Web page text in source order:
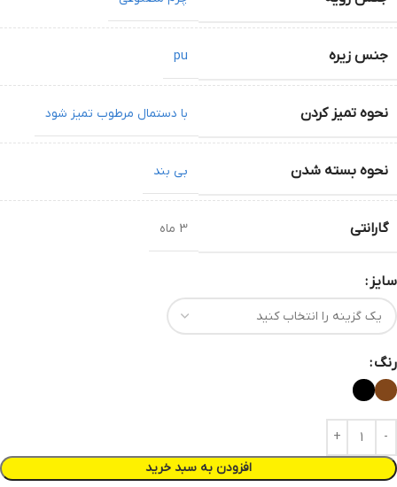
جنس زیره pu
نحوه تمیز کردن با دستمال مرطوب تمیز شود
نحوه بسته شدن بی بند
گارانتی 3 ماه
سایز
رنگ
افزودن به سبد خرید